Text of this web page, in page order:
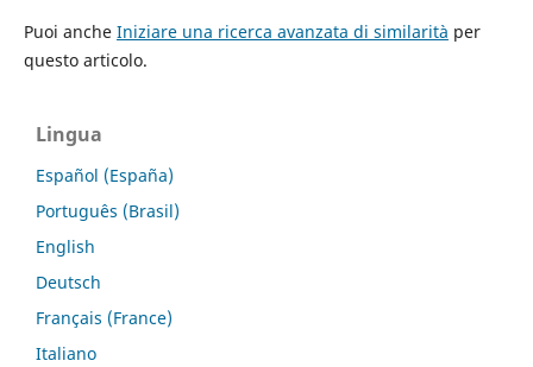
Puoi anche Iniziare una ricerca avanzata di similarità per
questo articolo.
Lingua
Español (España)
Português (Brasil)
English
Deutsch
Français (France)
Italiano